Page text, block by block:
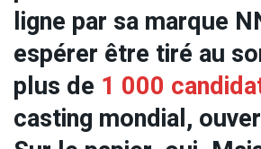
ligne par sa marque
espérer être tiré au
plus de 1 000
casting mondial,